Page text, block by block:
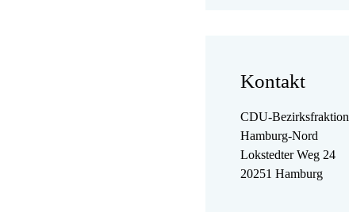
Kontakt
CDU-Bezirksfraktion
Hamburg-Nord
Lokstedter Weg 24
20251 Hamburg